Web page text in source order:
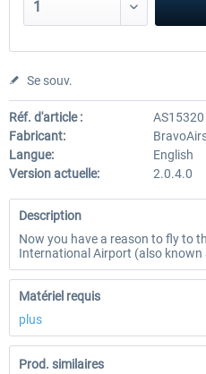
Se souv.
Réf. d'article :
AS15320
Fabricant:
Langue:
English
Version actuelle:
2.0.4.0
Description
Now you have a reason to fly to
International Airport (also known
Matériel requis
plus
Prod. similaires